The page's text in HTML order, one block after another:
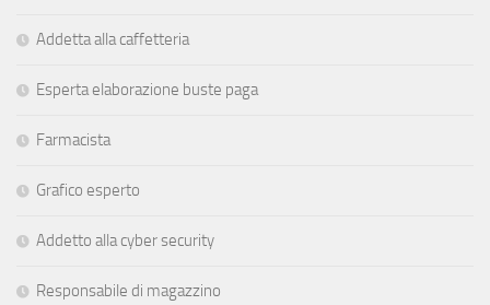
Addetta alla caffetteria
Esperta elaborazione buste paga
Farmacista
Grafico esperto
Addetto alla cyber security
Responsabile di magazzino